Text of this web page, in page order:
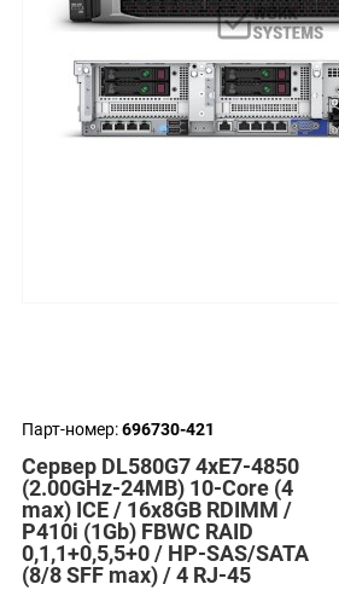
Парт-номер:696730-421
Сервер DL580G7 4xE7-4850
(2.00GHz-24MB) 10-Core (4
max) ICE / 16x8GB RDIMM /
P410i (1Gb) FBWC RAID
0,1,1+0,5,5+0 / HP-SAS/SATA
(8/8 SFF max) / 4 RJ-45